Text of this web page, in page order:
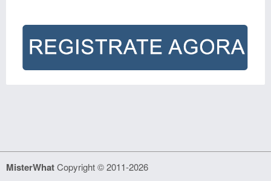
MisterWhatCopyright © 2011-2026